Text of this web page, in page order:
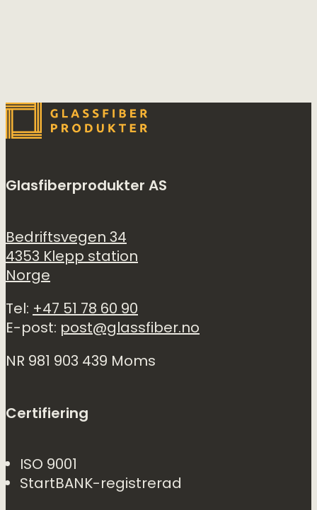
Glasfiberprodukter AS
Bedriftsvegen 34
4353 Klepp station
Norge
Tel:+47 51 78 60 90
E-post: post@glassfiber.no
NR 981 903 439 Moms
Certifiering
ISO 9001
StartBANK-registrerad